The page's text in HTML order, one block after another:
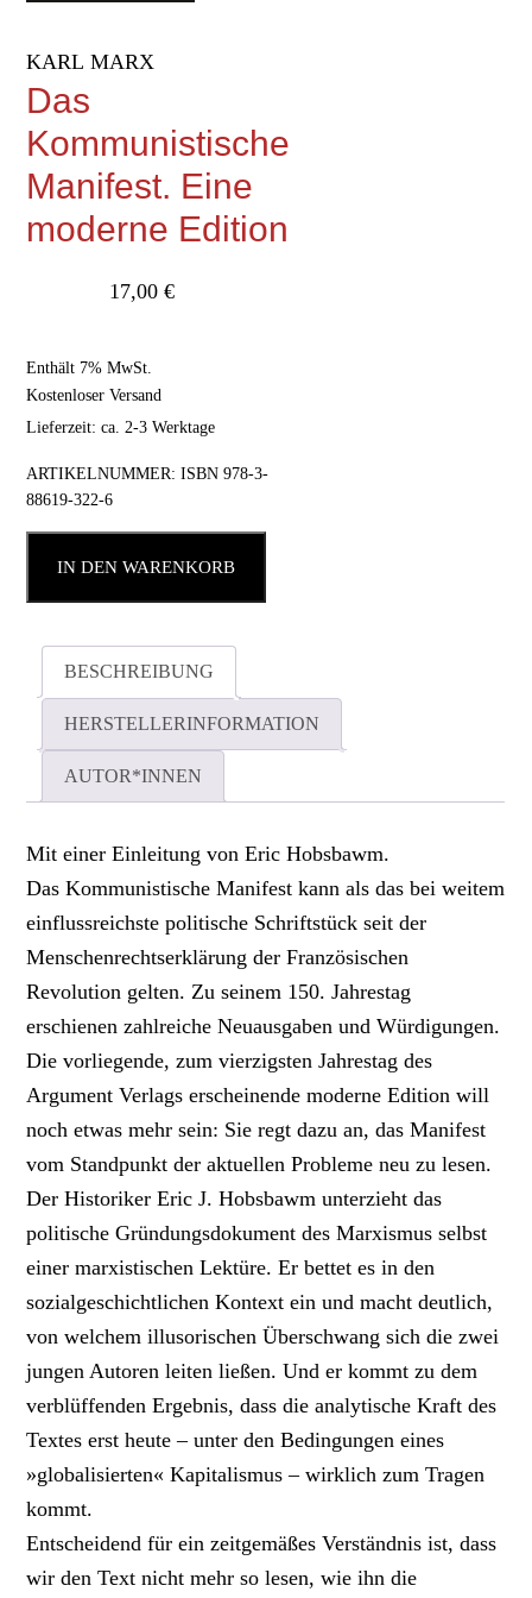
KARL MARX
Das
Kommunistische
Manifest. Eine
moderne Edition
17,00€
Enthält 7% MwSt.
Kostenloser Versand
Lieferzeit: ca. 2-3 Werktage
ARTIKELNUMMER:ISBN 978-3-
88619-322-6
IN DEN WARENKORB
BESCHREIBUNG
HERSTELLERINFORMATION
AUTOR*INNEN
Mit einer Einleitung von Eric Hobsbawm.
Das Kommunistische Manifest kann als das bei weitem
einflussreichste politische Schriftstück seit der
Menschenrechtserklärung der Französischen
Revolution gelten. Zu seinem 150. Jahrestag
erschienen zahlreiche Neuausgaben und Würdigungen.
Die vorliegende, zum vierzigsten Jahrestag des
Argument Verlags erscheinende moderne Edition will
noch etwas mehr sein: Sie regt dazu an, das Manifest
vom Standpunkt der aktuellen Probleme neu zu lesen.
Der Historiker Eric J. Hobsbawm unterzieht das
politische Gründungsdokument des Marxismus selbst
einer marxistischen Lektüre. Er bettet es in den
sozialgeschichtlichen Kontext ein und macht deutlich,
von welchem illusorischen Überschwang sich die zwei
jungen Autoren leiten ließen. Und er kommt zu dem
verblüffenden Ergebnis, dass die analytische Kraft des
Textes erst heute – unter den Bedingungen eines
»globalisierten« Kapitalismus – wirklich zum Tragen
kommt.
Entscheidend für ein zeitgemäßes Verständnis ist, dass
wir den Text nicht mehr so lesen, wie ihn die